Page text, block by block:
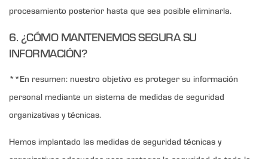
procesamiento posterior hasta que sea posible eliminarla.
6. ¿CÓMO MANTENEMOS SEGURA SU
INFORMACIÓN?
**En resumen: nuestro objetivo es proteger su información
personal mediante un sistema de medidas de seguridad
organizativas y técnicas.
Hemos implantado las medidas de seguridad técnicas y